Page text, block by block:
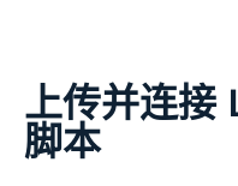
上传并连
脚本